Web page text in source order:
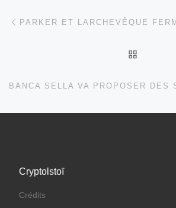
Parcourir les articles
Cryptolstoï
Crédits